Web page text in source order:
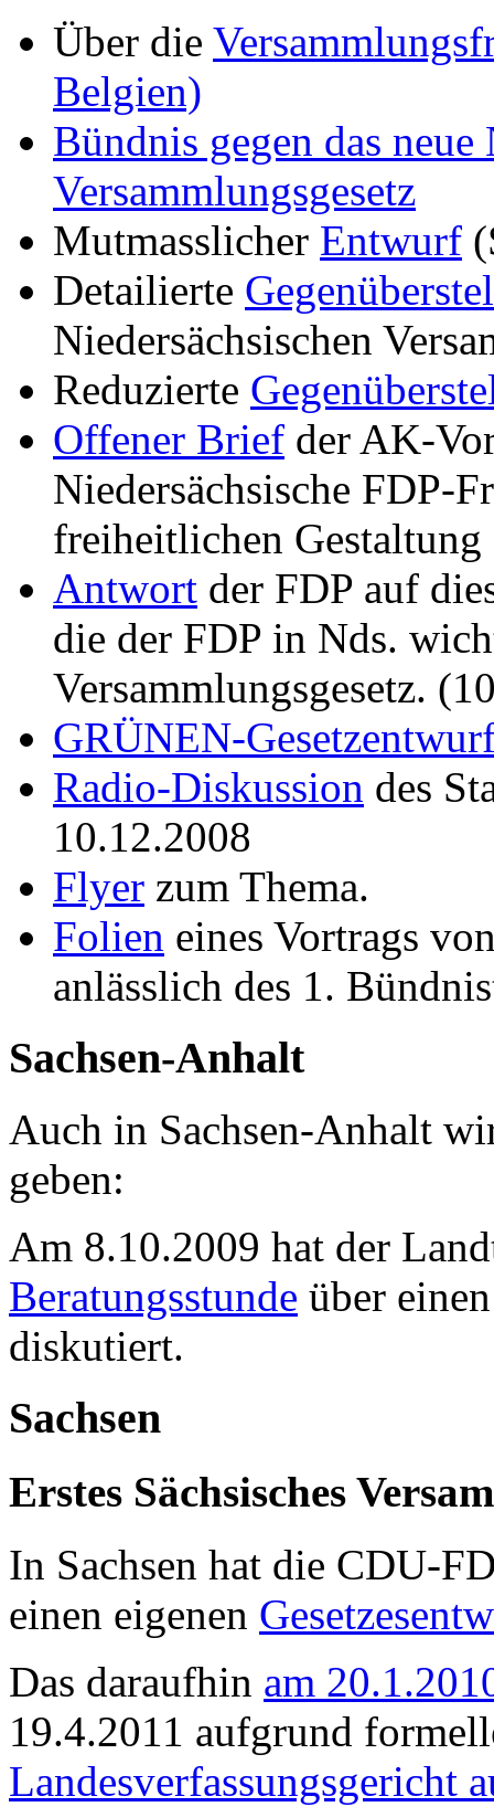
Über die
Belgien)
Bündnis gegen das neue
Versammlungsgesetz
Mutmasslicher Entwurf
Detailierte
Niedersächsischen
Reduzierte
Offener Brief der AK-
Niedersächsische FDP-
freiheitlichen Gestaltung
Antwort der FDP auf
die der FDP in Nds.
Versammlungsgesetz.
GRÜNEN-
Radio-Diskussion des
10.12.2008
Flyer zum Thema.
Folien eines Vortrags
anlässlich des 1.
Sachsen-Anhalt
Auch in Sachsen-Anhalt
geben:
Am 8.10.2009 hat der
Beratungsstunde über
diskutiert.
Sachsen
Erstes Sächsisches
In Sachsen hat die CDU-
einen eigenen
Das daraufhin am
19.4.2011 aufgrund
Landesverfassungsgericht